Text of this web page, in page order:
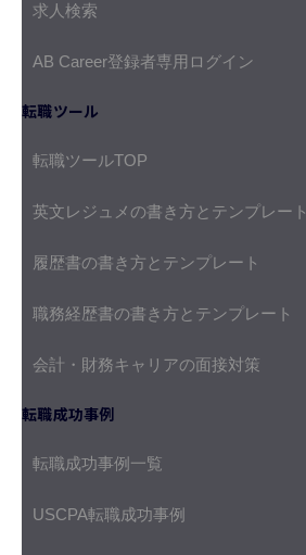
求人検索
AB Career登録者専用ログイン
転職ツール
転職ツールTOP
英文レジュメの書き方とテンプレート
履歴書の書き方とテンプレート
職務経歴書の書き方とテンプレート
会計・財務キャリアの面接対策
転職成功事例
転職成功事例一覧
USCPA転職成功事例